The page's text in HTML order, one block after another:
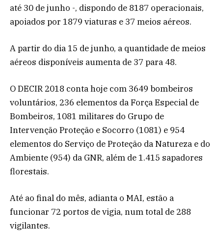
até 30 de junho -, dispondo de 8187 operacionais,
apoiados por 1879 viaturas e 37 meios aéreos.
A partir do dia 15 de junho, a quantidade de meios
aéreos disponíveis aumenta de 37 para 48.
O DECIR 2018 conta hoje com 3649 bombeiros
voluntários, 236 elementos da Força Especial de
Bombeiros, 1081 militares do Grupo de
Intervenção Proteção e Socorro (1081) e 954
elementos do Serviço de Proteção da Natureza e do
Ambiente (954) da GNR, além de 1.415 sapadores
florestais.
Até ao final do mês, adianta o MAI, estão a
funcionar 72 portos de vigia, num total de 288
vigilantes.